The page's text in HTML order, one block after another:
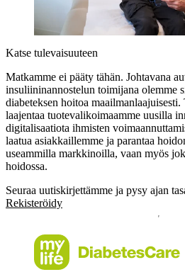
Katse tulevaisuuteen
Matkamme ei pääty tähän. Johtavana
insuliininannostelun toimijana olemme
diabeteksen hoitoa maailmanlaajuisesti.
laajentaa tuotevalikoimaamme uusilla
digitalisaatiota ihmisten
laatua asiakkaillemme ja parantaa
useammilla markkinoilla, vaan myös
hoidossa.
Seuraa uutiskirjettämme ja pysy ajan
Rekisteröidy